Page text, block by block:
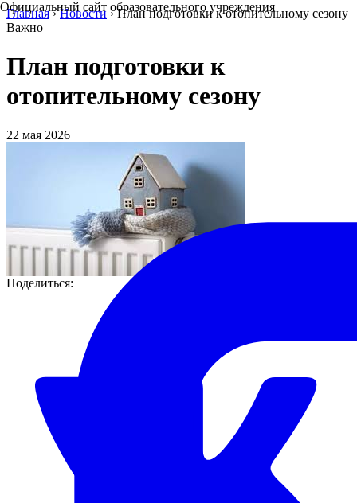
Официальный сайт образовательного учреждения
Главная › Новости › План подготовки к отопительному сезону
Важно
План подготовки к
отопительному сезону
22 мая 2026
Поделиться: